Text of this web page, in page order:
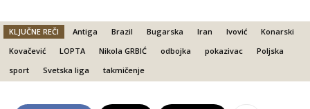
KLJUČNE REČI Antiga Brazil Bugarska Iran Ivović
Konarski
Kovačević
LOPTA Nikola GRBIĆ odbojka pokazivac
Poljska
sport
Svetska liga takmičenje